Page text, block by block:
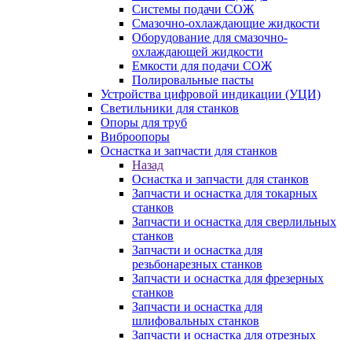
Системы подачи СОЖ
Смазочно-охлаждающие жидкости
Оборудование для смазочно-
охлаждающей жидкости
Емкости для подачи СОЖ
Полировальные пасты
Устройства цифровой индикации (УЦИ)
Светильники для станков
Опоры для труб
Виброопоры
Оснастка и запчасти для станков
Назад
Оснастка и запчасти для станков
Запчасти и оснастка для токарных
станков
Запчасти и оснастка для сверлильных
станков
Запчасти и оснастка для
резьбонарезных станков
Запчасти и оснастка для фрезерных
станков
Запчасти и оснастка для
шлифовальных станков
Запчасти и оснастка для отрезных